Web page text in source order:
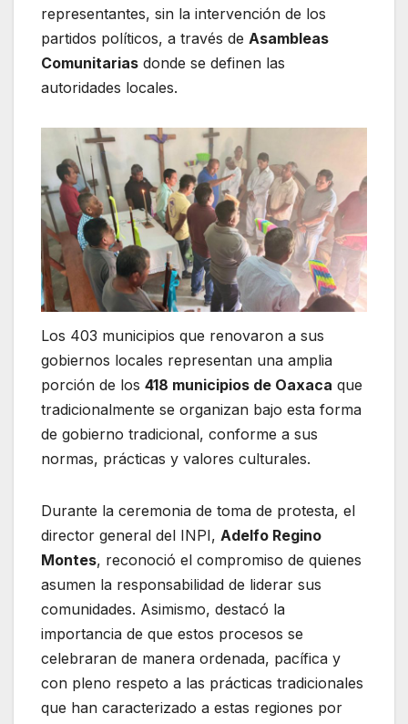
representantes, sin la intervención de los
partidos políticos, a través de Asambleas
Comunitarias donde se definen las
autoridades locales.
Los 403 municipios que renovaron a sus
gobiernos locales representan una amplia
porción de los 418 municipios de Oaxaca que
tradicionalmente se organizan bajo esta forma
de gobierno tradicional, conforme a sus
normas, prácticas y valores culturales.
Durante la ceremonia de toma de protesta, el
director general del INPI, Adelfo Regino
Montes, reconoció el compromiso de quienes
asumen la responsabilidad de liderar sus
comunidades. Asimismo, destacó la
importancia de que estos procesos se
celebraran de manera ordenada, pacífica y
con pleno respeto a las prácticas tradicionales
que han caracterizado a estas regiones por